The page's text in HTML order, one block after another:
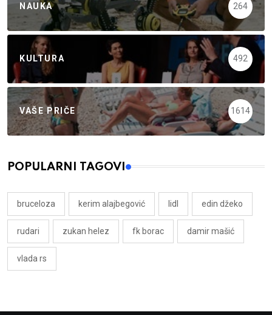
NAUKA 264
KULTURA 492
VAŠE PRIČE 1614
POPULARNI TAGOVI
bruceloza kerim alajbegović lidl edin džeko
rudari zukan helez fk borac damir mašić
vlada rs